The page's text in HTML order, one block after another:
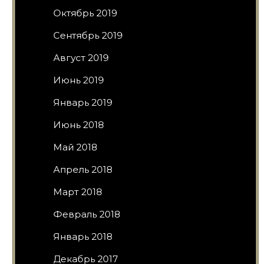
Октябрь 2019
Сентябрь 2019
Август 2019
Июнь 2019
Январь 2019
Июнь 2018
Май 2018
Апрель 2018
Март 2018
Февраль 2018
Январь 2018
Декабрь 2017